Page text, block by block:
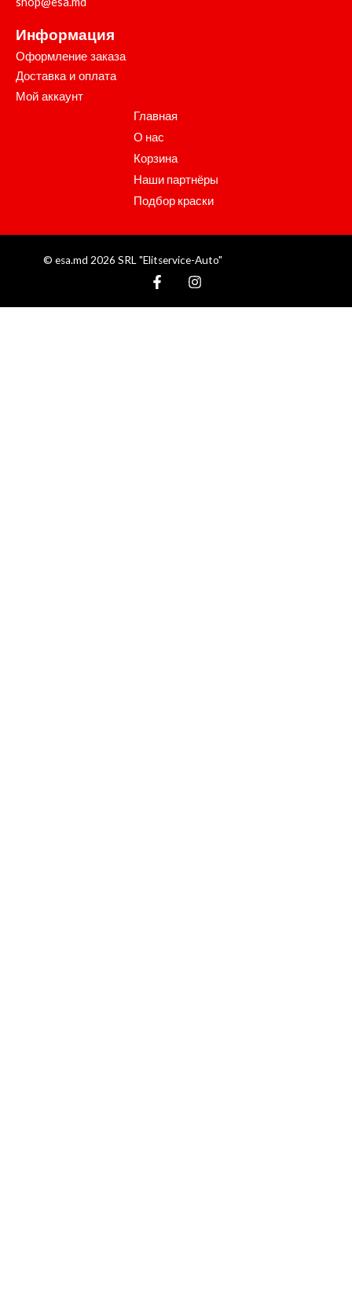
Информация
Оформление заказа
Доставка и оплата
Мой аккаунт
Главная
О нас
Корзина
Наши партнёры
Подбор краски
© esa.md 2026 SRL "Elitservice-Auto"